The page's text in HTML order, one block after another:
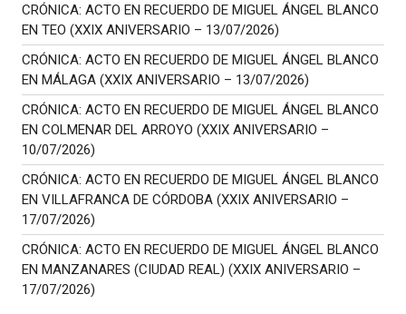
CRÓNICA: ACTO EN RECUERDO DE MIGUEL ÁNGEL BLANCO
EN TEO (XXIX ANIVERSARIO – 13/07/2026)
CRÓNICA: ACTO EN RECUERDO DE MIGUEL ÁNGEL BLANCO
EN MÁLAGA (XXIX ANIVERSARIO – 13/07/2026)
CRÓNICA: ACTO EN RECUERDO DE MIGUEL ÁNGEL BLANCO
EN COLMENAR DEL ARROYO (XXIX ANIVERSARIO –
10/07/2026)
CRÓNICA: ACTO EN RECUERDO DE MIGUEL ÁNGEL BLANCO
EN VILLAFRANCA DE CÓRDOBA (XXIX ANIVERSARIO –
17/07/2026)
CRÓNICA: ACTO EN RECUERDO DE MIGUEL ÁNGEL BLANCO
EN MANZANARES (CIUDAD REAL) (XXIX ANIVERSARIO –
17/07/2026)